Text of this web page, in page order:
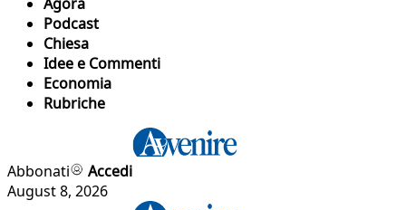
Podcast
Chiesa
Idee e Commenti
Economia
Rubriche
Abbonati
Accedi
August 8, 2026